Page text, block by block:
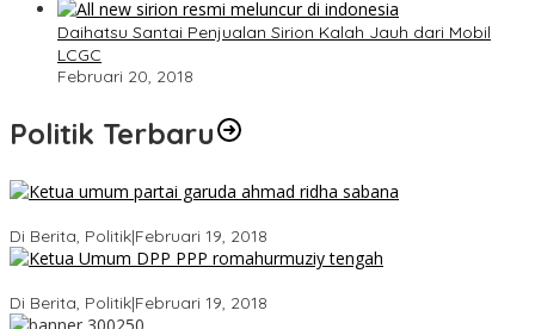
Daihatsu Santai Penjualan Sirion Kalah Jauh dari Mobil
LCGC
Februari 20, 2018
Politik Terbaru
Di Berita, Politik|Februari 19, 2018
Di Berita, Politik|Februari 19, 2018